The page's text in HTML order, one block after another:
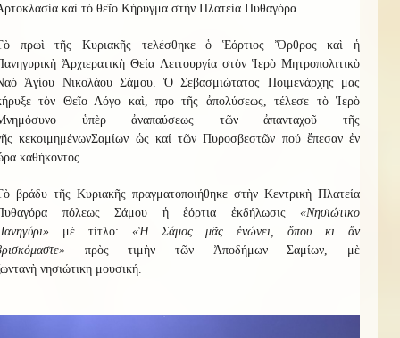
καὶ τὸ θεῖο Κήρυγμα στὴν Πλατεία Πυθαγόρα.
πρωὶ τῆς Κυριακῆς τελέσθηκε ὁ Ἑόρτιος Ὄρθρος καὶ ἡ
Ἀρχιερατικὴ Θεία Λειτουργία στὸν Ἱερὸ Μητροπολιτικὸ
Ἁγίου Νικολάου Σάμου. Ὁ Σεβασμιώτατος Ποιμενάρχης μας
τὸν Θεῖο Λόγο καὶ, προ τῆς ἀπολύσεως, τέλεσε τὸ Ἱερὸ
ὑπὲρ ἀναπαύσεως τῶνἀπανταχοῦ τῆς
κεκοιμημένωνΣαμίων ὡς καί τῶν Πυροσβεστῶν πού ἔπεσαν ἐν
καθήκοντος
βράδυ τῆς Κυριακῆς πραγματοποιήθηκε στὴν Κεντρικὴ Πλατεία
πόλεως Σάμου ἡ ἑόρτια ἐκδήλωσις «Νησιώτικο
μέ τίτλο: «Ἡ
Σάμος μᾶς ἑνώνει, ὅπου κι ἄν
»
πρὸς τιμὴν τῶν Ἀποδήμων Σαμίων, μὲ
νησιώτικη μουσική.